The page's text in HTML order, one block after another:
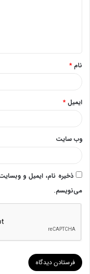
*
نام *
ایمیل *
وب‌ سایت
ذخیره نام، ایمیل و
می‌نویسم.